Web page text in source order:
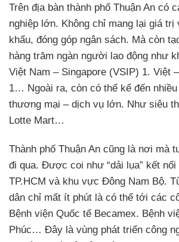
Trên địa bàn thành phố Thuận An có
nghiệp lớn. Không chỉ mang lại giá trị
khẩu, đóng góp ngân sách. Mà còn
hàng trăm ngàn người lao động như
Việt Nam – Singapore (VSIP) 1. Việt
1… Ngoài ra, còn có thể kể đến
thương mại – dịch vụ lớn. Như siêu
Lotte Mart…
Thành phố Thuận An cũng là nơi mà
đi qua. Được coi như “dải lụa” kết
TP.HCM và khu vực Đông Nam Bộ.
dân chỉ mất ít phút là có thể tới các
Bệnh viện Quốc tế Becamex. Bệnh
Phúc… Đây là vùng phát triển công